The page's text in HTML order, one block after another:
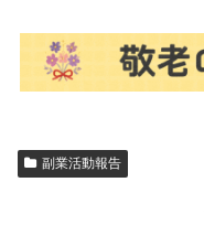
副業活動報告